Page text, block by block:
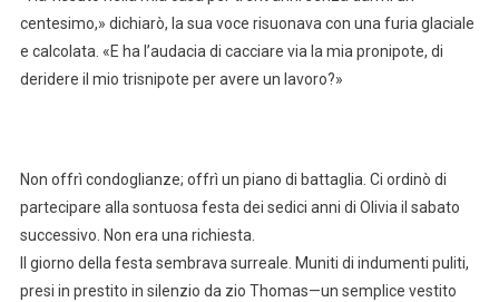
centesimo,» dichiarò, la sua voce risuonava con una furia glaciale
e calcolata. «E ha l’audacia di cacciare via la mia pronipote, di
deridere il mio trisnipote per avere un lavoro?»
Non offrì condoglianze; offrì un piano di battaglia. Ci ordinò di
partecipare alla sontuosa festa dei sedici anni di Olivia il sabato
successivo. Non era una richiesta.
Il giorno della festa sembrava surreale. Muniti di indumenti puliti,
presi in prestito in silenzio da zio Thomas—un semplice vestito